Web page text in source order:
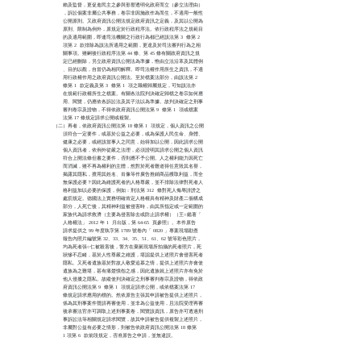
      賴及監督，更促進民主之參與形塑透明化政府而立（參立法理由）
      ，訴訟個案非屬公共事務，卷宗非因施政作為而生，不適用一般性
      公開原則。又政府資訊公開法規定政府資訊之定義，及其以公開為
      原則、限制為例外，原規定於行政程序法。依行政程序法之規範目
      的及適用範圍，即連司法機關之行政行為都已經該法第 3  條第 2
      項第 2  款排除為該法所適用之範圍，更遑及於司法審判行為之相
      關事項。雖嗣後行政程序法第 44 條、第 45 條有關政府資訊之規
      定已經刪除，另立政府資訊公開法為準據，惟由立法沿革及其體例
      、目的以觀，自當仍為相同解釋。即司法權作用所生之資訊，不適
      用行政權作用之政府資訊公開法。至於檔案法部分，由該法第 2
      條第 1  款定義及第 3  條第 1  項之職權歸屬規定，可知該法亦
      在規範行政權所生之檔案。有關各法院判決確定歸檔之卷宗如何應
      用、閱覽，仍應依各訴訟法及其子法以為準據。故判決確定之刑事
      審判卷宗及證物，不得依政府資訊公開法第 9  條第 1  項或檔案
      法第 17 條規定請求公開或複製。
（二）再者，依政府資訊公開法第 18 條第 1  項規定，個人資訊之公開
      須符合一定要件，或基於公益之必要，或為保護人民生命、身體、
      健康之必要，或經該當事人之同意，始得加以公開，因此請求公開
      個人資訊者，依例外從嚴之法理，必須證明其請求公開之個人資訊
      符合上開法條但書之要件，否則應不予公開。人之權利能力因死亡
      而消滅，雖不再為權利的主體，然對於死者難道得任意毀其名譽，
      揭露其隱私，擅用其姓名、肖像等作廣告推銷商品獲取利益，而全
      無保護必要？因此為維護死者的人格尊嚴，並不排除法律對死者人
      格利益加以必要的保護，例如：刑法第 312  條對死人侮辱誹謗之
      處罰規定。德國法上實務明確肯定人格權具有精神及財產二個構成
      部分，人死亡後，其精神利益被侵害時，由其所指定或一定範圍的
      家族代為請求救濟（主要為侵害除去或防止請求權）（王○鑑著「
      人格權法」 2012 年 1  月出版，第 64-65  頁參照）。本件原告
      請求提供之 99 年度執字第 1789 號卷內「 0820 」專案現場勘查
      報告內照片編號第 32、33、34、35、51、61、62 號等彩色照片，
      均為死者張○仁被殺害後，警方在棄屍現場所拍攝的死者照片，死
      狀慘不忍睹，基於人性尊嚴之維護，堪認提供上述照片會侵害死者
      隱私。又死者遺族基於對故人敬愛追慕之情，提供上述照片亦會使
      遺族為之難堪，甚有痛楚憤怨之感，因此遺族就上述照片亦有免於
      他人侵擾之隱私。故縱使判決確定之刑事審判卷宗及證物，得依政
      府資訊公開法第 9  條第 1  項規定請求公開，或依檔案法第 17
      條規定請求應用的標的。然依原告主張其申請被告提供上述照片，
      係為其刑事案件聲請再審使用，並非為公益使用，且法院受理再審
      後承審法官亦可調取上述刑事案卷，閱覽該資訊，原告亦可透過刑
      事訴訟法等相關規定請求閱覽，故其申請被告提供複製上述照片，
      非屬對公益有必要之情形，則被告依政府資訊公開法第 18 條第
      1 項第 6  款前段規定，否准原告之申請，並無違誤。